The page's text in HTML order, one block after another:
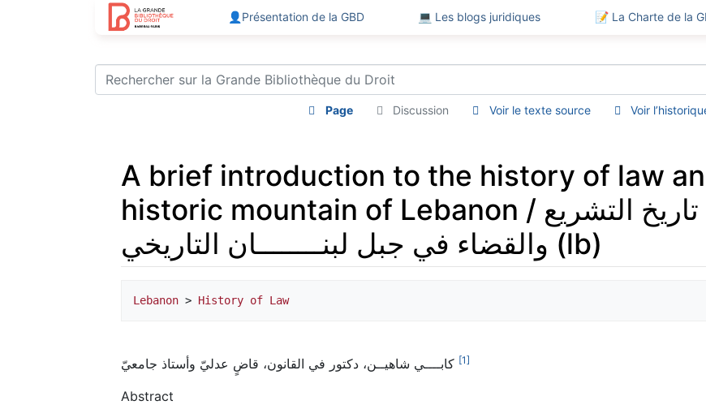
👤Présentation de la GBD 💻 Les blogs juridiques 📝 La Charte de la
Page Discussion Voir le texte source Voir
A brief introduction to the history of law
historic mountain of Lebanon / مدخل موجز إلى تاريخ التشريع
والقضاء في جبل لبنــــــــان التاريخي (lb)
Lebanon > History of Law
[1]
Abstract